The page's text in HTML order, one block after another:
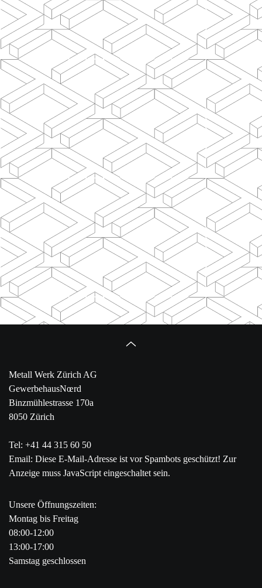
Metall Werk Zürich AG
GewerbehausNœrd
Binzmühlestrasse 170a
8050 Zürich
Tel: +41 44 315 60 50
Email: Diese E-Mail-Adresse ist vor Spambots geschützt! Zur
Anzeige muss JavaScript eingeschaltet sein.
Unsere Öffnungszeiten:
Montag bis Freitag
08:00-12:00
13:00-17:00
Samstag geschlossen